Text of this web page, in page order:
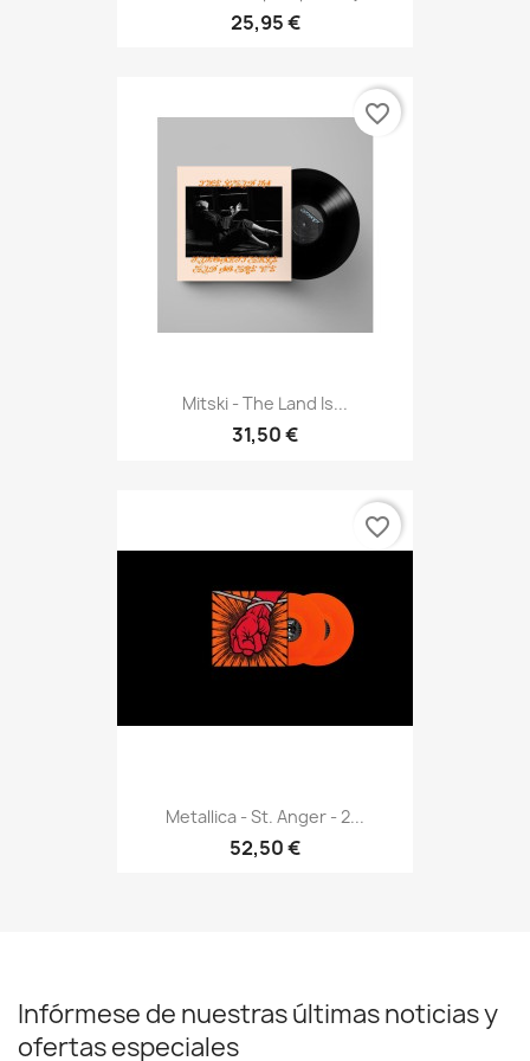
25,95 €
Mitski - The Land Is...
31,50 €
favorite_border
Metallica - St. Anger - 2...
52,50 €
favorite_border
Infórmese de nuestras últimas noticias y
ofertas especiales